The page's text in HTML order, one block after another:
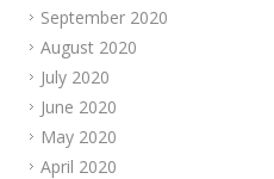
September 2020
August 2020
July 2020
June 2020
May 2020
April 2020